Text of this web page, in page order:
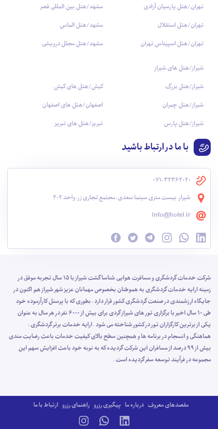
تهران/هتل پارسیان آزادی
تهران/هتل استقلال
تهران/هتل اسپیناس تهران
مشهد/هتل بین المللی قصر
مشهد/هتل الماس
مشهد/هتل مجلل درویشی
شیراز/هتل های شیراز
شیراز/هتل بزرگ
شیراز/هتل چمران
شیراز/هتل پارس
کیش/هتل های کیش
اصفهان/هتل های اصفهان
تبریز/هتل های تبریز
با ما در ارتباط باشید
071-32362020
شیراز، بیست متری سینما سعدی، مجتمع تجاری زر، واحد 202
info@hotel.ir
شرکت خدمات گردشگری و مسافرت هوایی شناسا گشت شیراز با 15 سال تجربه موفق در
زمینه ارایه خدمات گردشگری به هموطنان بخصوص مهمانان عزیز شهر شیراز هم اکنون در
جایگاه ارزشمندی در صنعت گردشگری کشور قرار دارد ، بطوری که با پرسنل کارآزموده خود
طی 10 سال اخیر با برگزاری تور های شیراز گردی برای بیش از 6000 نفر در هر سال به عنوان
یکی از برترین کارگزاران تور در کشور شناخته می شود . ارایه خدمات برتر گردشگری ،
هماهنگی و انسجام در برنامه ها و همچنین سطح بالای کیفیت خدمات باعث رضایت مندی
بیش از 99 درصد از مسافران این شرکت گردیده که به نوبه خود باعث افزایش سهم این
مجموعه در فرآیند توسعه سفر گردیده است .
مقصدهای معروف درباره ما پیگیری رزرو راهنمای رزرو ارتباط با ما